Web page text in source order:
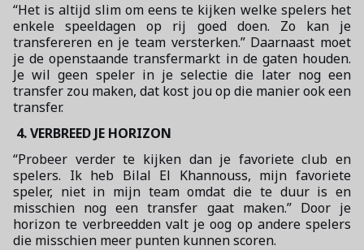
“Het is altijd slim om eens te kijken welke spelers het
enkele speeldagen op rij goed doen. Zo kan je
transfereren en je team versterken.” Daarnaast moet
je de openstaande transfermarkt in de gaten houden.
Je wil geen speler in je selectie die later nog een
transfer zou maken, dat kost jou op die manier ook een
transfer.
4. VERBREED JE HORIZON
“Probeer verder te kijken dan je favoriete club en
spelers. Ik heb Bilal El Khannouss, mijn favoriete
speler, niet in mijn team omdat die te duur is en
misschien nog een transfer gaat maken.” Door je
horizon te verbreedden valt je oog op andere spelers
die misschien meer punten kunnen scoren.